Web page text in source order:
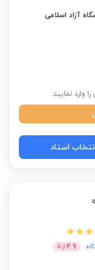
آزاد اسلامی
وارد نمایید:
استاد
4.9 از 5